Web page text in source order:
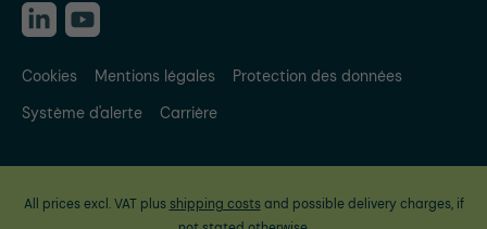
Cookies Mentions légales
Protection des données
Système d'alerte
Carrière
All prices excl. VAT plus shipping costsand possible delivery charges, if